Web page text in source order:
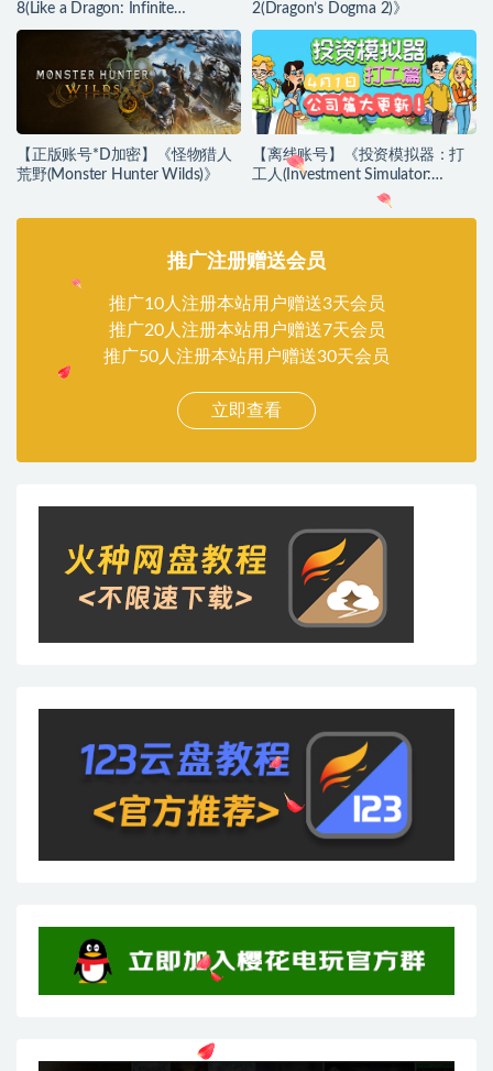
8(Like a Dragon: Infinite
Wealth)》
2(Dragon’s Dogma 2)》
【正版账号*D加密】《怪物猎人
荒野(Monster Hunter Wilds)》
【离线账号】《投资模拟器：打
工人(Investment Simulator:
Migrant Workers)》
推广注册赠送会员
推广10人注册本站用户赠送3天会员
推广20人注册本站用户赠送7天会员
推广50人注册本站用户赠送30天会员
立即查看